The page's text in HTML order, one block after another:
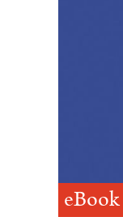
eBook